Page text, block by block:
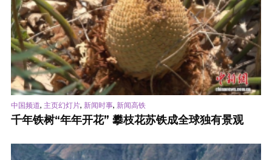
中国频道, 主页幻灯片, 新闻时事, 新闻高铁
千年铁树“年年开花” 攀枝花苏铁成全球独有景观